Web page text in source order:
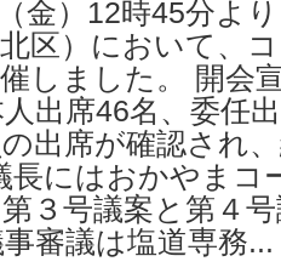
金）12時45分よ
区）において、
しました。 開会
出席46名、委任
出席が確認され
長にはおかやま
３号議案と第４
審議は塩道専務...